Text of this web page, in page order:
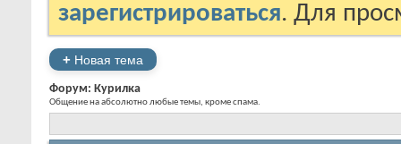
зарегистрироваться. Для
+ Новая тема
Форум: Курилка
Общение на абсолютно любые темы, кроме спама.